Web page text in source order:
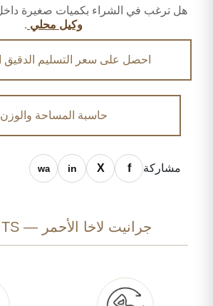
هل ترغب في الشراء بكميات صغيرة داخل
وكيل محلي .
احصل على سعر التسليم
حاسبة المساحة والوزن
مشاركة
جرانيت لاخا الأحمر — KEY BENEFITS